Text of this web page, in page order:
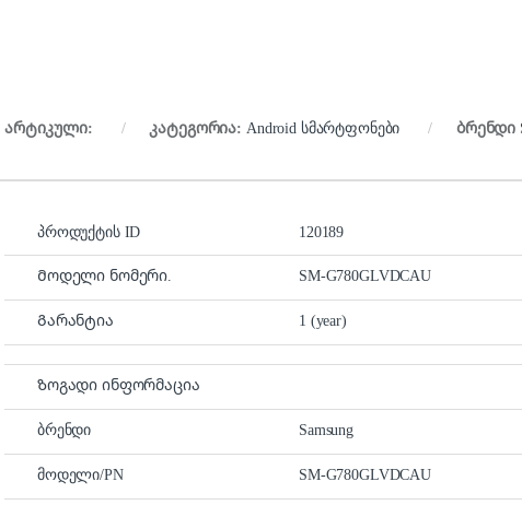
არტიკული: კატეგორია: Android სმარტფონები ბრენდი
პროდუქტის ID 120189
Მოდელი ნომერი. SM-G780GLVDCAU
Გარანტია 1 (year)
Ზოგადი ინფორმაცია
ბრენდი Samsung
მოდელი/PN SM-G780GLVDCAU